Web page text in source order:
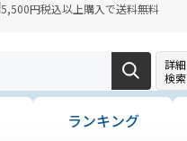
5,500円税込以上購入で送料無料
詳細
検索
ランキング